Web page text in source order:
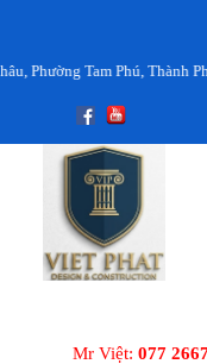
Phú, Thành Phố Thủ
Mr Việt: 077